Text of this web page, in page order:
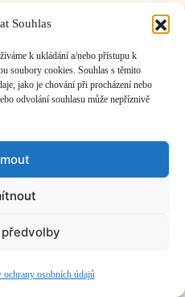
Souhlas
k ukládání a/nebo přístupu k
soubory cookies. Souhlas s těmito
jako je chování při procházení nebo
odvolání souhlasu může nepříznivě
ochrany osobních údajů
Mail
nás: